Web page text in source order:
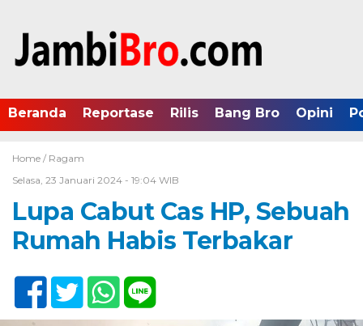
Beranda Reportase Rilis Bang Bro Opini
Home / Ragam
Selasa, 23 Januari 2024 - 19:04 WIB
Lupa Cabut Cas HP, Sebuah
Rumah Habis Terbakar